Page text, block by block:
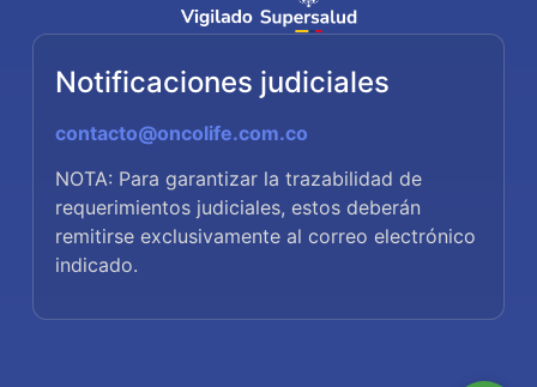
Notificaciones judiciales
contacto@oncolife.com.co
NOTA: Para garantizar la trazabilidad de
requerimientos judiciales, estos deberán
remitirse exclusivamente al correo electrónico
indicado.